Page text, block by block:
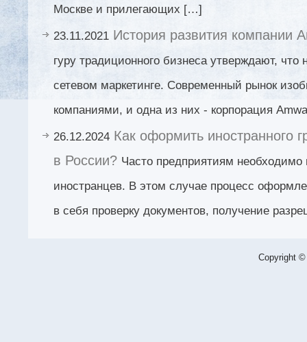
Москве и прилегающих […]
23.11.2021 История развития компании
гуру традиционного бизнеса утверждают, что
сетевом маркетинге. Современный рынок
компаниями, и одна из них - корпорация
26.12.2024 Как оформить иностранного
в России? Часто предприятиям необходимо
иностранцев. В этом случае процесс
в себя проверку документов, получение
Copyright ©